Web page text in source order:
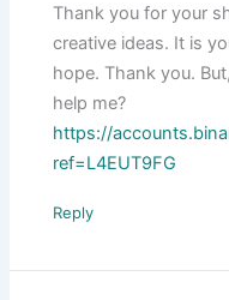
Thank you for your
creative ideas. It is
hope. Thank you.
help me?
https://
ref=L4EUT9FG
Reply